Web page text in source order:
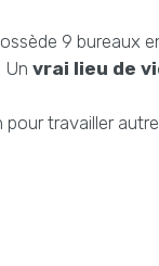
9 bureaux
Un vrai lieu de
pour travailler